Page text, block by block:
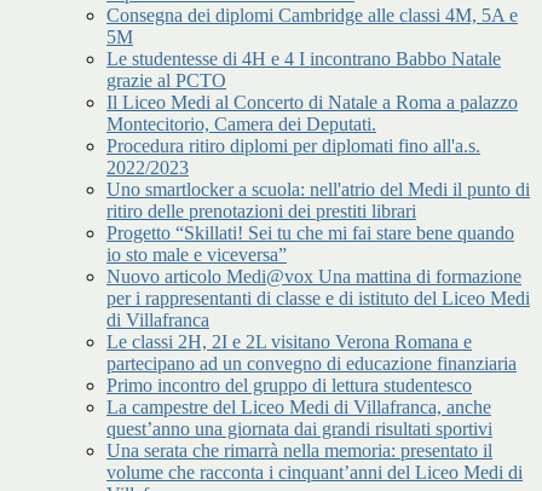
Consegna dei diplomi Cambridge alle classi 4M, 5A e
5M
Le studentesse di 4H e 4 I incontrano Babbo Natale
grazie al PCTO
Il Liceo Medi al Concerto di Natale a Roma a palazzo
Montecitorio, Camera dei Deputati.
Procedura ritiro diplomi per diplomati fino all'a.s.
2022/2023
Uno smartlocker a scuola: nell'atrio del Medi il punto di
ritiro delle prenotazioni dei prestiti librari
Progetto “Skillati! Sei tu che mi fai stare bene quando
io sto male e viceversa”
Nuovo articolo Medi@vox Una mattina di formazione
per i rappresentanti di classe e di istituto del Liceo Medi
di Villafranca
Le classi 2H, 2I e 2L visitano Verona Romana e
partecipano ad un convegno di educazione finanziaria
Primo incontro del gruppo di lettura studentesco
La campestre del Liceo Medi di Villafranca, anche
quest’anno una giornata dai grandi risultati sportivi
Una serata che rimarrà nella memoria: presentato il
volume che racconta i cinquant’anni del Liceo Medi di